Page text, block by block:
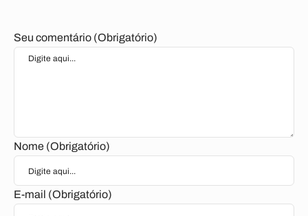
Seu comentário (Obrigatório)
Nome (Obrigatório)
E-mail (Obrigatório)